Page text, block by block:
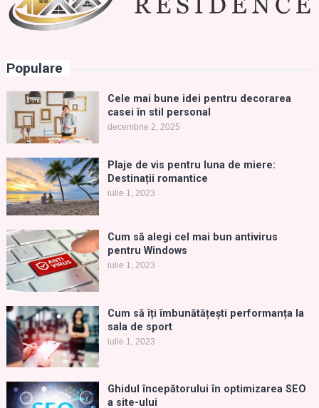
Populare
Cele mai bune idei pentru decorarea
casei în stil personal
decembrie 2, 2025
Plaje de vis pentru luna de miere:
Destinații romantice
iulie 1, 2023
Cum să alegi cel mai bun antivirus
pentru Windows
iulie 1, 2023
Cum să îți îmbunătățești performanța la
sala de sport
iulie 1, 2023
Ghidul începătorului în optimizarea SEO
a site-ului